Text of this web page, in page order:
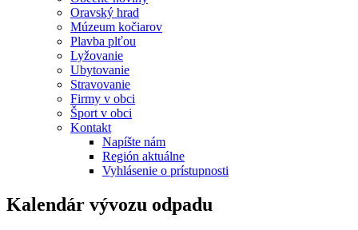
Oravský hrad
Múzeum kočiarov
Plavba plťou
Lyžovanie
Ubytovanie
Stravovanie
Firmy v obci
Šport v obci
Kontakt
Napíšte nám
Región aktuálne
Vyhlásenie o prístupnosti
Kalendár vývozu odpadu